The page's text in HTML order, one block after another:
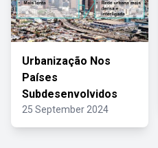
Urbanização Nos
Países
Subdesenvolvidos
25 September 2024